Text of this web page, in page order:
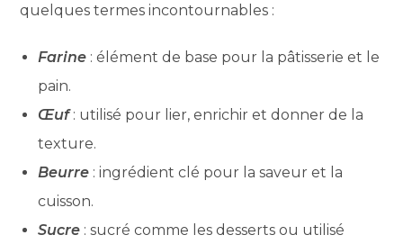
quelques termes incontournables :
Farine : élément de base pour la pâtisserie et le
pain.
Œuf: utilisé pour lier, enrichir et donner de la
texture.
Beurre : ingrédient clé pour la saveur et la
cuisson.
Sucre : sucré comme les desserts ou utilisé